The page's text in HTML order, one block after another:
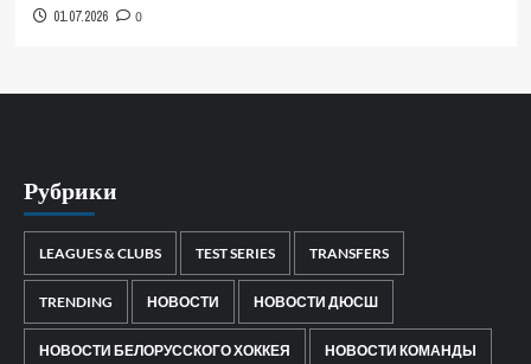
01.07.2026 0
Рубрики
LEAGUES & CLUBS TEST SERIES TRANSFERS
TRENDING НОВОСТИ НОВОСТИ ДЮСШ
НОВОСТИ БЕЛОРУССКОГО ХОККЕЯ НОВОСТИ КОМАНДЫ